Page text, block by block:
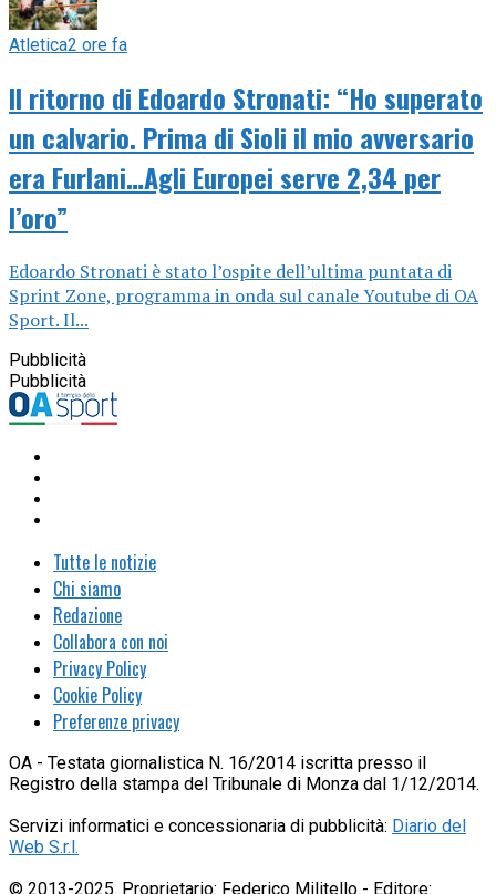
Atletica2 ore fa
Il ritorno di Edoardo Stronati: “Ho superato
un calvario. Prima di Sioli il mio avversario
era Furlani…Agli Europei serve 2,34 per
l’oro”
Edoardo Stronati è stato l’ospite dell’ultima puntata di
Sprint Zone, programma in onda sul canale Youtube di OA
Sport. Il...
Pubblicità
Pubblicità
Tutte le notizie
Chi siamo
Redazione
Collabora con noi
Privacy Policy
Cookie Policy
Preferenze privacy
OA - Testata giornalistica N. 16/2014 iscritta presso il
Registro della stampa del Tribunale di Monza dal 1/12/2014.
Servizi informatici e concessionaria di pubblicità: Diario del
Web S.r.l.
© 2013-2025. Proprietario: Federico Militello - Editore: